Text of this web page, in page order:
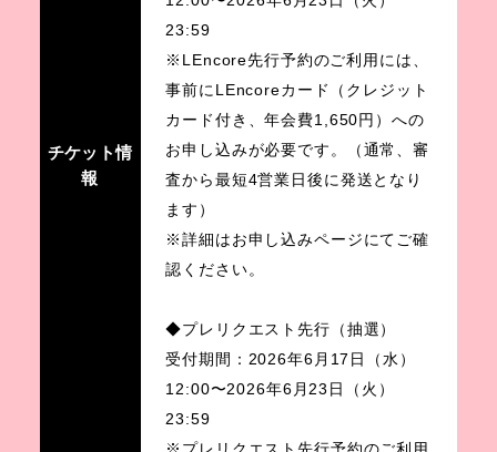
チケット情
報
23:59
※LEncore先行予約のご利用には、
事前にLEncoreカード（クレジット
カード付き、年会費1,650円）への
お申し込みが必要です。（通常、審
査から最短4営業日後に発送となり
ます）
※詳細はお申し込みページにてご確
認ください。
◆プレリクエスト先行（抽選）
受付期間：2026年6月17日（水）
12:00〜2026年6月23日（火）
23:59